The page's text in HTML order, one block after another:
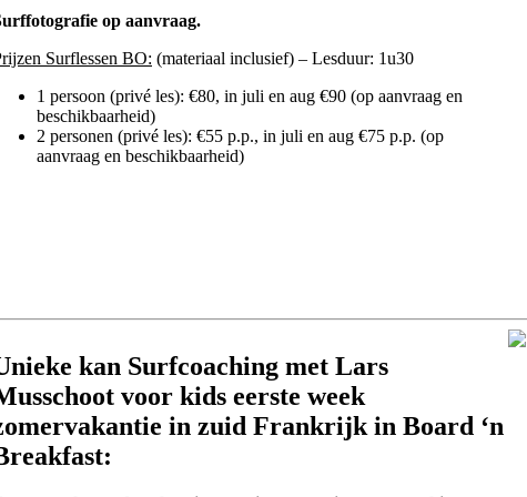
op aanvraag.
Surflessen BO: (materiaal inclusief) – Lesduur: 1u30
1 persoon (privé les): €80, in juli en aug €90 (op aanvraag en
beschikbaarheid)
2 personen (privé les): €55 p.p., in juli en aug €75 p.p. (op
aanvraag en beschikbaarheid)
kan Surfcoaching met Lars
voor kids eerste week
in zuid Frankrijk in Board ‘n